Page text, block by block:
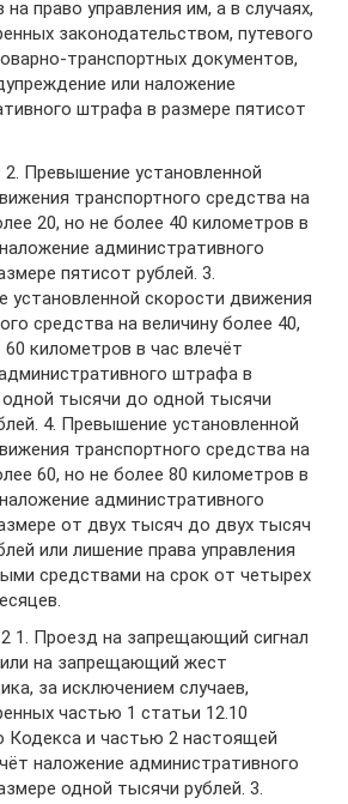
право управления им, а в случаях,
законодательством, путевого
транспортных документов,
или наложение
штрафа в размере пятисот
2. Превышение установленной
транспортного средства на
20, но не более 40 километров в
административного
пятисот рублей. 3.
установленной скорости движения
средства на величину более 40,
километров в час влечёт
штрафа в
тысячи до одной тысячи
4. Превышение установленной
транспортного средства на
60, но не более 80 километров в
административного
от двух тысяч до двух тысяч
или лишение права управления
средствами на срок от четырех
1. Проезд на запрещающий сигнал
на запрещающий жест
за исключением случаев,
частью 1 статьи 12.10
Кодекса и частью 2 настоящей
наложение административного
одной тысячи рублей. 3.